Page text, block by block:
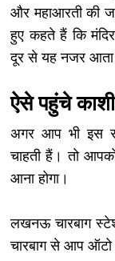
और महाआरती की
हुए कहते हैं कि
दूर से यह नजर
ऐसे पहुंचे
अगर आप भी इस
चाहती हैं। तो
आना होगा।
लखनऊ चारबाग
चारबाग से आप